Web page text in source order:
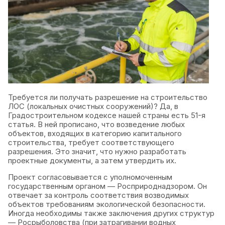
Требуется ли получать разрешение на строительство
ЛОС (локальных очистных сооружений)? Да, в
Градостроительном кодексе нашей страны есть 51-я
статья. В ней прописано, что возведение любых
объектов, входящих в категорию капитального
строительства, требует соответствующего
разрешения. Это значит, что нужно разработать
проектные документы, а затем утвердить их.
Проект согласовывается с уполномоченным
государственным органом — Росприроднадзором. Он
отвечает за контроль соответствия возводимых
объектов требованиям экологической безопасности.
Иногда необходимы также заключения других структур
— Росрыболовства (при затрагивании водных